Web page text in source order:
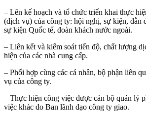
– Lên kế hoạch và tổ chức triển khai thực
(dịch vụ) của công ty: hội nghị, sự kiện,
sự kiện Quốc tế, đoàn khách nước ngoài.
– Liên kết và kiểm soát tiến độ, chất lượng
hiện của các nhà cung cấp.
– Phối hợp cùng các cá nhân, bộ phận liên
vụ của công ty.
– Thực hiện công việc được cán bộ quản lý
việc khác do Ban lãnh đạo công ty giao.